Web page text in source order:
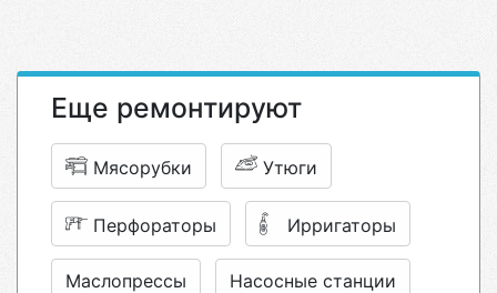
Еще ремонтируют
Мясорубки Утюги
Перфораторы Ирригаторы
Маслопрессы Насосные станции